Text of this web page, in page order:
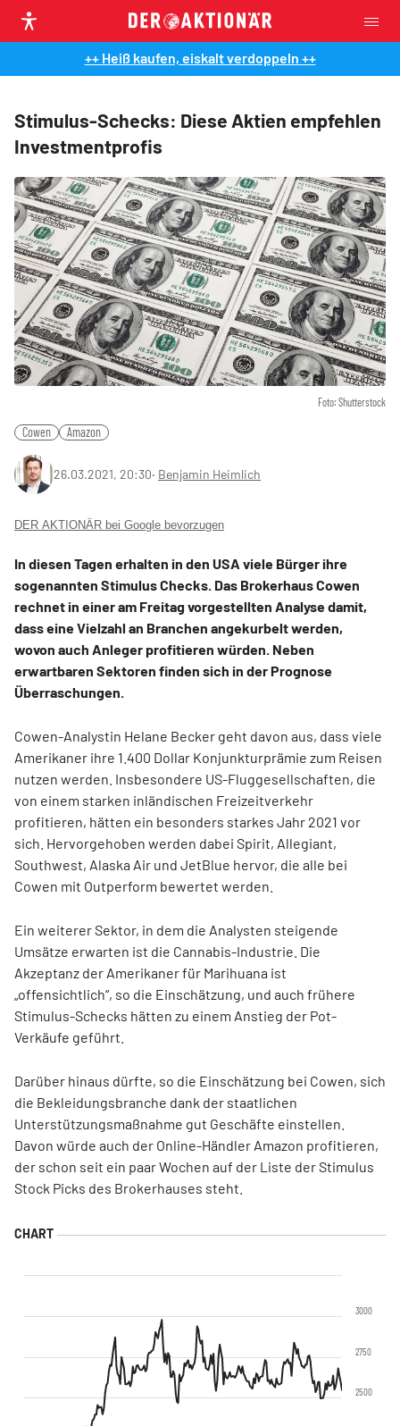
++ Heiß kaufen, eiskalt verdoppeln ++
Stimulus-Schecks: Diese Aktien empfehlen
Investmentprofis
Foto: Shutterstock
Cowen Amazon
26.03.2021, 20:30‧ Benjamin Heimlich
DER AKTIONÄR bei Google bevorzugen
In diesen Tagen erhalten in den USA viele Bürger ihre
sogenannten Stimulus Checks. Das Brokerhaus Cowen
rechnet in einer am Freitag vorgestellten Analyse damit,
dass eine Vielzahl an Branchen angekurbelt werden,
wovon auch Anleger profitieren würden. Neben
erwartbaren Sektoren finden sich in der Prognose
Überraschungen.
Cowen-Analystin Helane Becker geht davon aus, dass viele
Amerikaner ihre 1.400 Dollar Konjunkturprämie zum Reisen
nutzen werden. Insbesondere US-Fluggesellschaften, die
von einem starken inländischen Freizeitverkehr
profitieren, hätten ein besonders starkes Jahr 2021 vor
sich. Hervorgehoben werden dabei Spirit, Allegiant,
Southwest, Alaska Air und JetBlue hervor, die alle bei
Cowen mit Outperform bewertet werden.
Ein weiterer Sektor, in dem die Analysten steigende
Umsätze erwarten ist die Cannabis-Industrie. Die
Akzeptanz der Amerikaner für Marihuana ist
„offensichtlich“, so die Einschätzung, und auch frühere
Stimulus-Schecks hätten zu einem Anstieg der Pot-
Verkäufe geführt.
Darüber hinaus dürfte, so die Einschätzung bei Cowen, sich
die Bekleidungsbranche dank der staatlichen
Unterstützungsmaßnahme gut Geschäfte einstellen.
Davon würde auch der Online-Händler Amazon profitieren,
der schon seit ein paar Wochen auf der Liste der Stimulus
Stock Picks des Brokerhauses steht.
2500
2750
3000